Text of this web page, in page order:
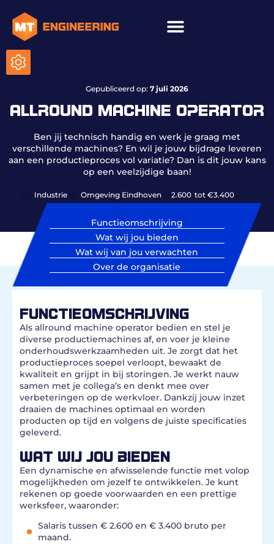
Gepubliceerd op: 7 juli 2026
ALLROUND MACHINE OPERATOR
Ben jij technisch handig en werk je graag met
verschillende machines? En wil je jouw bijdrage leveren
aan een productieproces vol variatie? Dan is dit jouw kans
op een veelzijdige baan!
Industrie Omgeving Eindhoven 2.600 tot €3.400
Functieomschrijving
Wat wij jou bieden
Wat wij van jou verwachten
Over de organisatie
FUNCTIEOMSCHRIJVING
Als allround machine operator bedien en stel je
diverse productiemachines af, en voer je kleine
onderhoudswerkzaamheden uit. Je zorgt dat het
productieproces soepel verloopt, bewaakt de
kwaliteit en grijpt in bij storingen. Je werkt nauw
samen met je collega’s en denkt mee over
verbeteringen op de werkvloer. Dankzij jouw inzet
draaien de machines optimaal en worden
producten op tijd en volgens de juiste specificaties
geleverd.
WAT WIJ JOU BIEDEN
Een dynamische en afwisselende functie met volop
mogelijkheden om jezelf te ontwikkelen. Je kunt
rekenen op goede voorwaarden en een prettige
werksfeer, waaronder:
Salaris tussen € 2.600 en € 3.400 bruto per
maand.